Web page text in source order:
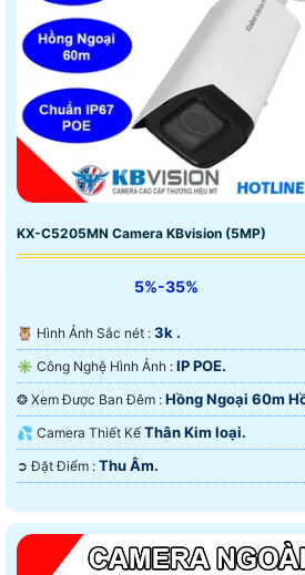
KX-C5205MN Camera KBvision (5MP)
5%-35%
🦉 Hình Ảnh Sắc nét : 3k .
✳️ Công Nghệ Hình Ảnh : IP POE.
❂ Xem Được Ban Đêm : Hồng Ngoại 60m
💦 Camera Thiết Kế Thân Kim loại.
️➲ Đặt Điểm : Thu Âm.